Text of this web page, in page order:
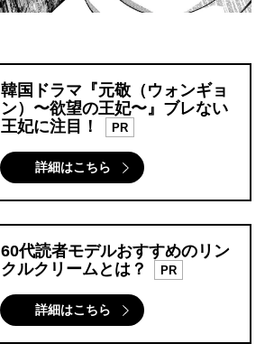
韓国ドラマ『元敬（ウォンギョ
ン）〜欲望の王妃〜』ブレない
王妃に注目！
PR
詳細はこちら
60代読者モデルおすすめのリン
クルクリームとは？
PR
詳細はこちら